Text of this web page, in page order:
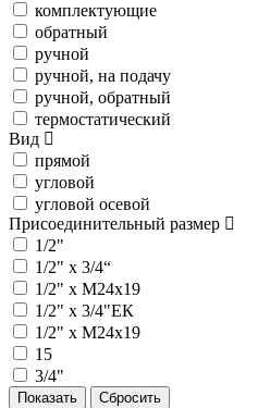
комплектующие
обратный
ручной
ручной, на подачу
ручной, обратный
термостатический
Вид
прямой
угловой
угловой осевой
Присоединительный размер
1/2"
1/2" х 3/4“
1/2" х M24x19
1/2" х 3/4"ЕК
1/2" х М24х19
15
3/4"